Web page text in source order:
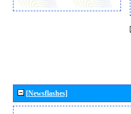
[Newsflashes]